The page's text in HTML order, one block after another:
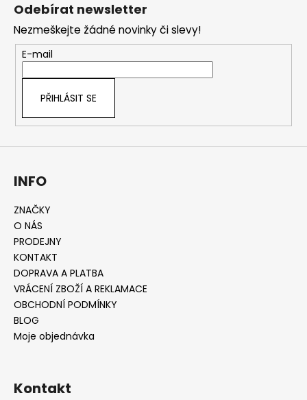
Odebírat newsletter
Nezmeškejte žádné novinky či slevy!
E-mail
PŘIHLÁSIT SE
INFO
ZNAČKY
O NÁS
PRODEJNY
KONTAKT
DOPRAVA A PLATBA
VRÁCENÍ ZBOŽÍ A REKLAMACE
OBCHODNÍ PODMÍNKY
BLOG
Moje objednávka
Kontakt